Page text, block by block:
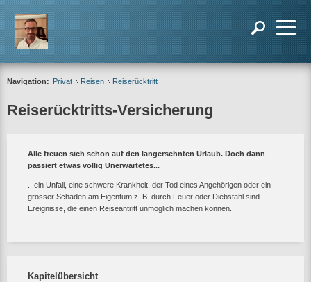
Navigation: Privat Reisen Reiserücktritt
Reiserücktritts-Versicherung
Alle freuen sich schon auf den langersehnten Urlaub. Doch dann
passiert etwas völlig Unerwartetes...
...ein Unfall, eine schwere Krankheit, der Tod eines Angehörigen oder ein
grosser Schaden am Eigentum z. B. durch Feuer oder Diebstahl sind
Ereignisse, die einen Reiseantritt unmöglich machen können.
Kapitelübersicht